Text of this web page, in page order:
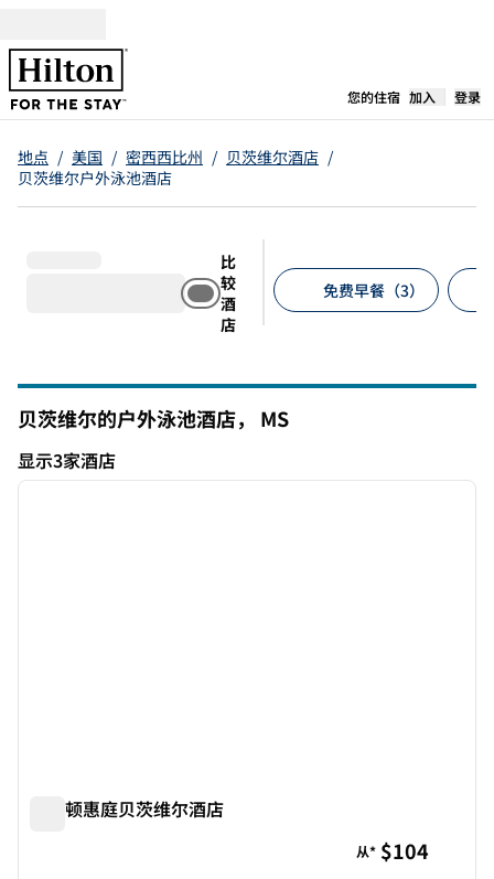
您的住宿, 在新标签
加入 登录
地点 / 美国 / 密西西比州 / 贝茨维尔酒店 /
贝茨维尔户外泳池酒店
比
较
酒
店
免费早餐（3）
贝茨维尔的户外泳池酒店， MS
显示3家酒店
显示3家酒店
1/12
下一
希尔顿惠庭贝茨维尔酒店
从* $104